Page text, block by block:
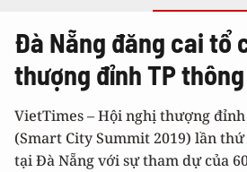
Đà Nẵng đăng cai tổ
thượng đỉnh TP
VietTimes – Hội nghị thượng
(Smart City Summit 2019) lần
tại Đà Nẵng với sự tham dự của